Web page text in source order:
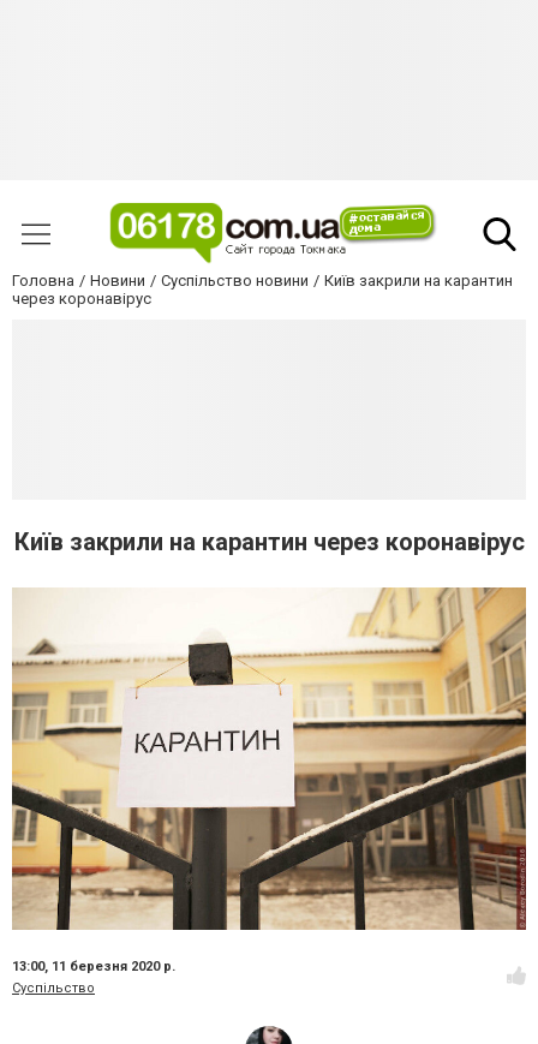
Головна Новини Суспільство новини
Київ закрили на карантин
через коронавірус
Київ закрили на карантин через коронавірус
13:00, 11 березня 2020 р.
Суспільство